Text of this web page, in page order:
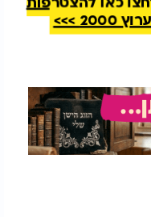
מתקדמת ובעלי
למערך היירוט
פועלות כל
הדרום,
צה"ל הדגיש כי
רמון נמצא כעת
בתשתית
>>>